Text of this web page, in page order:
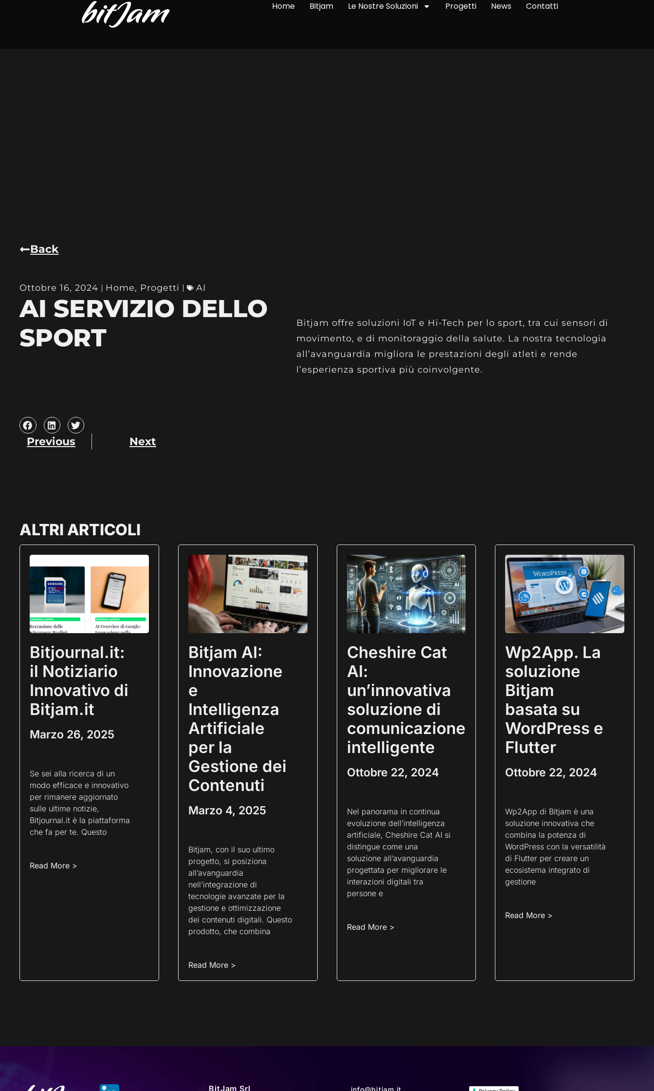
Home Bitjam Le Nostre Soluzioni Progetti News Contatti
Back
Ottobre 16, 2024 Home, Progetti AI
AI SERVIZIO DELLO
SPORT
Bitjam offre soluzioni IoT e Hi-Tech per lo sport, tra cui sensori di
movimento, e di monitoraggio della salute. La nostra tecnologia
all’avanguardia migliora le prestazioni degli atleti e rende
l’esperienza sportiva più coinvolgente.
Previous Next
ALTRI ARTICOLI
Bitjournal.it:
il Notiziario
Innovativo di
Bitjam.it
Marzo 26, 2025
Se sei alla ricerca di un
modo efficace e innovativo
per rimanere aggiornato
sulle ultime notizie,
Bitjournal.it è la piattaforma
che fa per te. Questo
Read More >
Bitjam AI:
Innovazione
e
Intelligenza
Artificiale
per la
Gestione dei
Contenuti
Marzo 4, 2025
Bitjam, con il suo ultimo
progetto, si posiziona
all’avanguardia
nell’integrazione di
tecnologie avanzate per la
gestione e ottimizzazione
dei contenuti digitali. Questo
prodotto, che combina
Read More >
Cheshire Cat
AI:
un’innovativa
soluzione di
comunicazione
intelligente
Ottobre 22, 2024
Nel panorama in continua
evoluzione dell’intelligenza
artificiale, Cheshire Cat AI si
distingue come una
soluzione all’avanguardia
progettata per migliorare le
interazioni digitali tra
persone e
Read More >
Wp2App. La
soluzione
Bitjam
basata su
WordPress e
Flutter
Ottobre 22, 2024
Wp2App di Bitjam è una
soluzione innovativa che
combina la potenza di
WordPress con la versatilità
di Flutter per creare un
ecosistema integrato di
gestione
Read More >
BitJam Srl